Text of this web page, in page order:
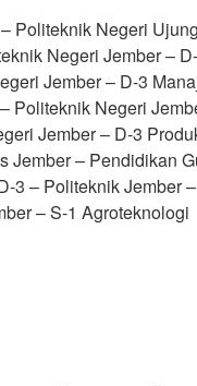
Politeknik Negeri
Negeri Jember –
Jember – D-3
Politeknik Negeri
Jember – D-3
Jember – Pendidikan
3 – Politeknik Jember
– S-1 Agroteknologi